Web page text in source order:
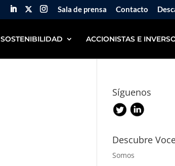
Sala de prensa Contacto
SOSTENIBILIDAD ACCIONISTAS E
Síguenos
Descubre
Somos